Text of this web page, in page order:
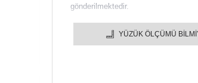
gönderilmektedir.
Cam Baskı Antik Medusa Otantik
YÜZÜK ÖLÇÜMÜ